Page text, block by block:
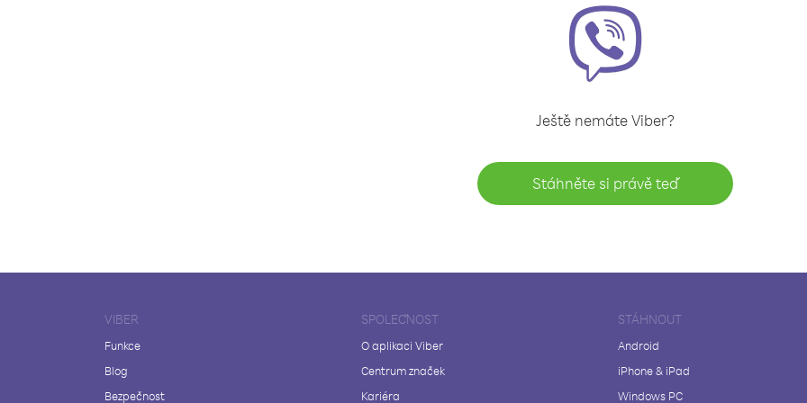
Ještě nemáte Viber?
Stáhněte si právě teď
VIBER
Funkce
Blog
Bezpečnost
SPOLEČNOST
O aplikaci Viber
Centrum značek
Kariéra
STÁHNOUT
Android
iPhone & iPad
Windows PC